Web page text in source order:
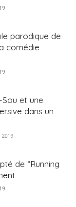
parodique de
comédie
et une
dans un
de “Running